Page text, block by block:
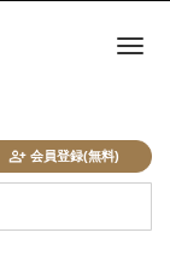
会員登録(無料)
ナ